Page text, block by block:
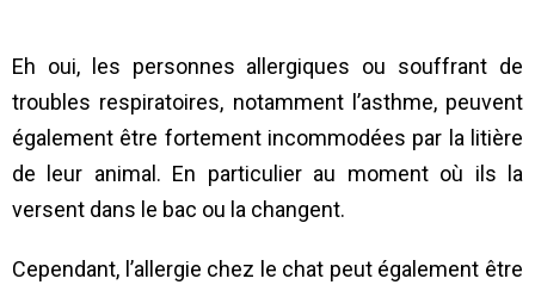
Eh oui, les personnes allergiques ou souffrant de
troubles respiratoires, notamment l’asthme, peuvent
également être fortement incommodées par la litière
de leur animal. En particulier au moment où ils la
versent dans le bac ou la changent.
Cependant, l’allergie chez le chat peut également être